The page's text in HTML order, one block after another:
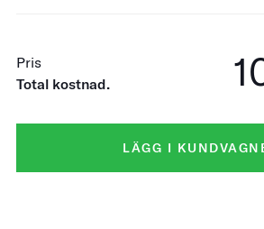
Pris
Total kostnad.
LÄGG I